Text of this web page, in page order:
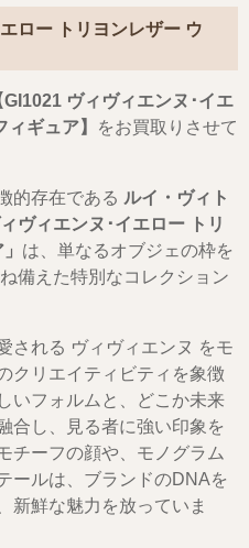
ロー トリヨンレザー ウ
GI1021 ヴィヴィエンヌ･イエ
ィギュア】
をお買取りさせて
的存在である ルイ・ヴィト
ヴィエンヌ･イエロー トリ
は、単なるオブジェの枠を
ね備えた特別なコレクション
される ヴィヴィエンヌ をモ
クリエイティビティを象徴
いフォルムと、どこか未来
合し、見る者に強い印象を
チーフの顔や、モノグラム
ールは、ブランドのDNAを
新鮮な魅力を放っていま